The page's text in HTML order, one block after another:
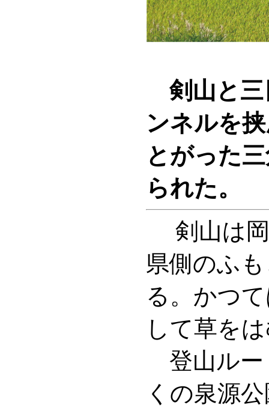
剣山と三
ンネルを
とがった
られた。
剣山は岡
県側のふ
る。かつ
して草を
登山ルー
くの泉源